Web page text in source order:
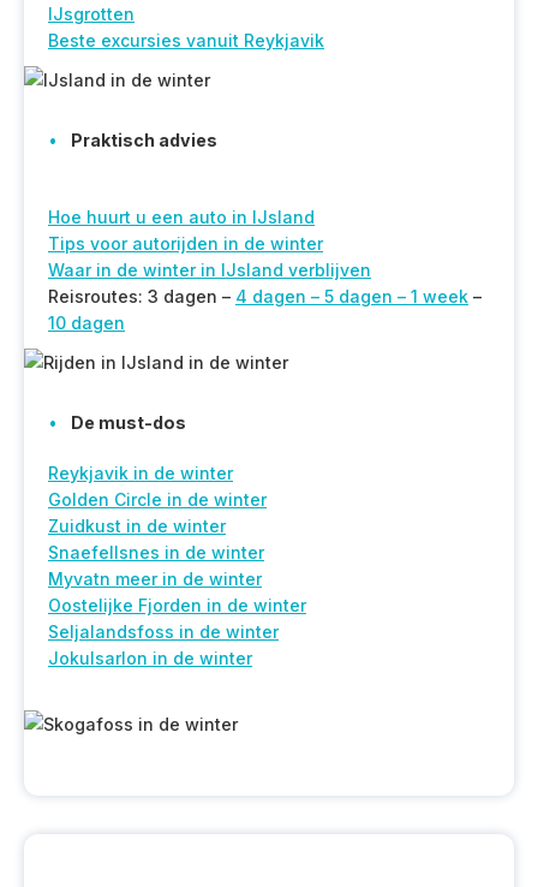
IJsgrotten
Beste excursies vanuit Reykjavik
Praktisch advies
Hoe huurt u een auto in IJsland
Tips voor autorijden in de winter
Waar in de winter in IJsland verblijven
Reisroutes: 3 dagen – 4 dagen – 5 dagen – 1 week –
10 dagen
De must-dos
Reykjavik in de winter
Golden Circle in de winter
Zuidkust in de winter
Snaefellsnes in de winter
Myvatn meer in de winter
Oostelijke Fjorden in de winter
Seljalandsfoss in de winter
Jokulsarlon in de winter